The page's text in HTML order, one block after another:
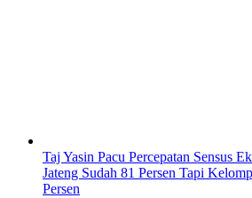
Taj Yasin Pacu Percepatan Sensus
Jateng Sudah 81 Persen Tapi
Persen